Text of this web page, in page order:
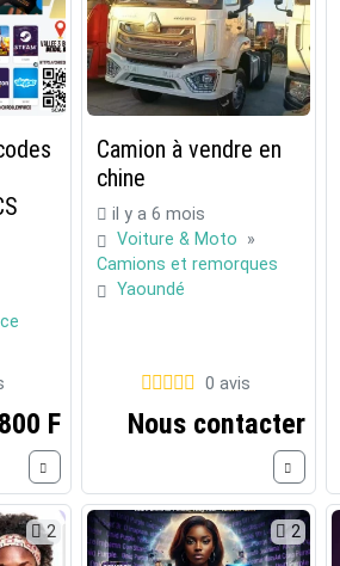
F
Camion à vendre en
chine
il y a 6 mois
Voiture & Moto »
Camions et remorques
Yaoundé
0 avis
Nous contacter
2 2